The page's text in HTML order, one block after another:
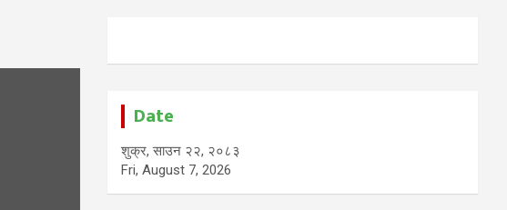
Date
शुक्र, साउन २२, २०८३
Fri, August 7, 2026